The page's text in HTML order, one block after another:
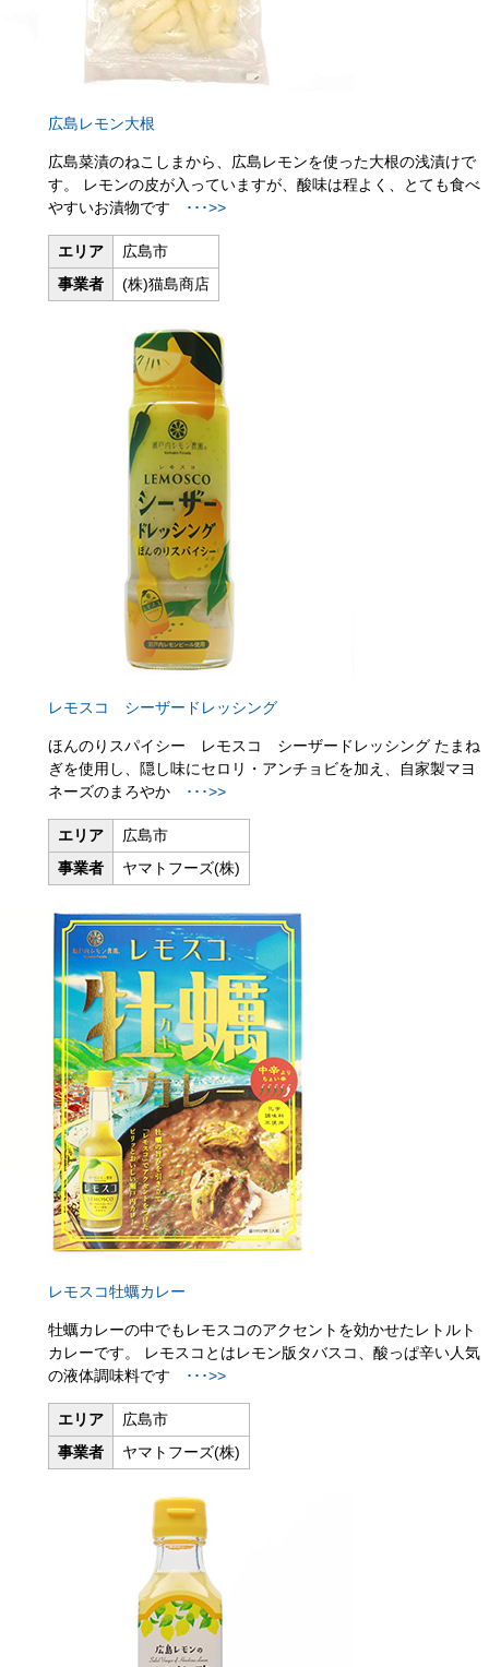
広島レモン大根
広島菜漬のねこしまから、広島レモンを使った大根の浅漬けで
す。 レモンの皮が入っていますが、酸味は程よく、とても食べ
やすいお漬物です
･･･>>
エリア
広島市
事業者
(株)猫島商店
レモスコ シーザードレッシング
ほんのりスパイシー レモスコ シーザードレッシング たまね
ぎを使用し、隠し味にセロリ・アンチョビを加え、自家製マヨ
ネーズのまろやか
･･･>>
エリア
広島市
事業者
ヤマトフーズ(株)
レモスコ牡蠣カレー
牡蠣カレーの中でもレモスコのアクセントを効かせたレトルト
カレーです。 レモスコとはレモン版タバスコ、酸っぱ辛い人気
の液体調味料です
･･･>>
エリア
広島市
事業者
ヤマトフーズ(株)